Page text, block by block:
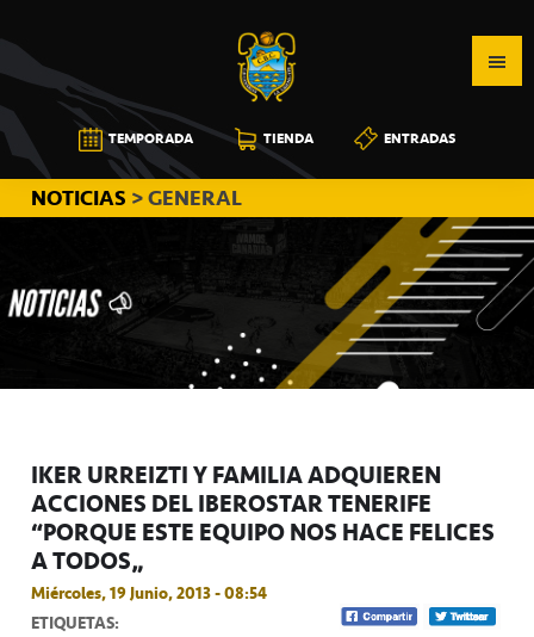
a
la
navegación
principal
al
contenido
principal
a
la
barra
lateral
principal
CB
CANARIAS
TEMPORADA TIENDA ENTRADAS
NOTICIAS > GENERAL
IKER URREIZTI Y FAMILIA ADQUIEREN
ACCIONES DEL IBEROSTAR TENERIFE
“PORQUE ESTE EQUIPO NOS HACE FELICES
A TODOS”
Miércoles, 19 Junio, 2013 - 08:54
ETIQUETAS: